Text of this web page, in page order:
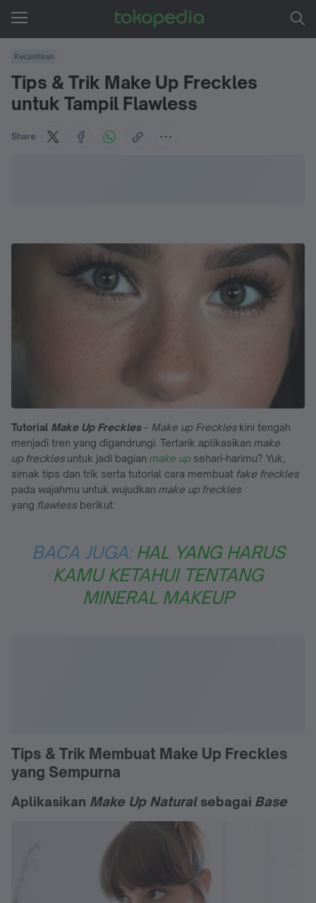
Kecantikan
Tips & Trik Make Up Freckles
untuk Tampil Flawless
Share
Tutorial Make Up Freckles– Make up Freckles kini tengah
menjadi tren yang digandrungi. Tertarik aplikasikan make
up freckles untuk jadi bagian make up sehari-harimu? Yuk,
simak tips dan trik serta tutorial cara membuat fake freckles
pada wajahmu untuk wujudkan make up freckles
yang flawless berikut:
BACA JUGA: HAL YANG HARUS
KAMU KETAHUI TENTANG
MINERAL MAKEUP
Tips & Trik Membuat Make Up Freckles
yang Sempurna
Aplikasikan Make Up Naturalsebagai Base